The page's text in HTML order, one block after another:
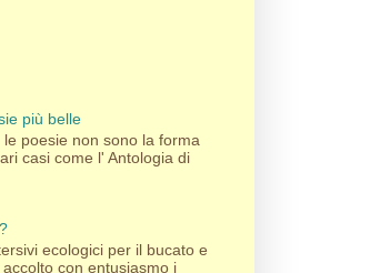
più belle
poesie non sono la forma
casi come l' Antologia di
ecologici per il bucato e
con entusiasmo i